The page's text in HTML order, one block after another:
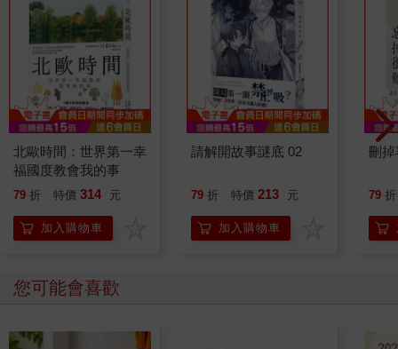
北歐時間：世界第一幸
福國度教會我的事
79 折 特價 314 元
加入購物車
請解開故事謎底 02
79 折 特價 213 元
加入購物車
刪
79 折
您可能會喜歡